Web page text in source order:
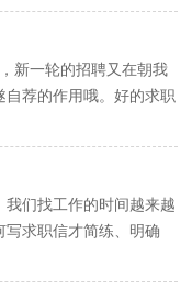
新一轮的招聘又在朝我
荐的作用哦。好的求职
理的英语...
我们找工作的时间越来越
写求职信才简练、明确
，仅供参考...